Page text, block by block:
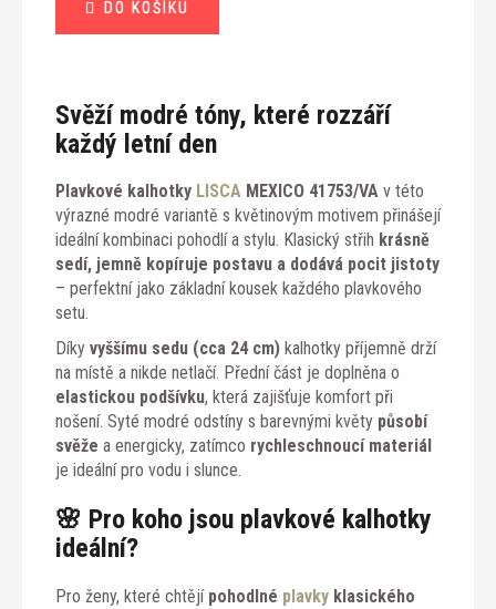
DO KOŠÍKU
Svěží modré tóny, které rozzáří
každý letní den
Plavkové kalhotky LISCA MEXICO 41753/VA v této
výrazné modré variantě s květinovým motivem přinášejí
ideální kombinaci pohodlí a stylu. Klasický střih krásně
sedí, jemně kopíruje postavu a dodává pocit jistoty
– perfektní jako základní kousek každého plavkového
setu.
Díky vyššímu sedu (cca 24 cm) kalhotky příjemně drží
na místě a nikde netlačí. Přední část je doplněna o
elastickou podšívku, která zajišťuje komfort při
nošení. Syté modré odstíny s barevnými květy působí
svěže a energicky, zatímco rychleschnoucí materiál
je ideální pro vodu i slunce.
🌸 Pro koho jsou plavkové kalhotky
ideální?
Pro ženy, které chtějí pohodlné plavky klasického